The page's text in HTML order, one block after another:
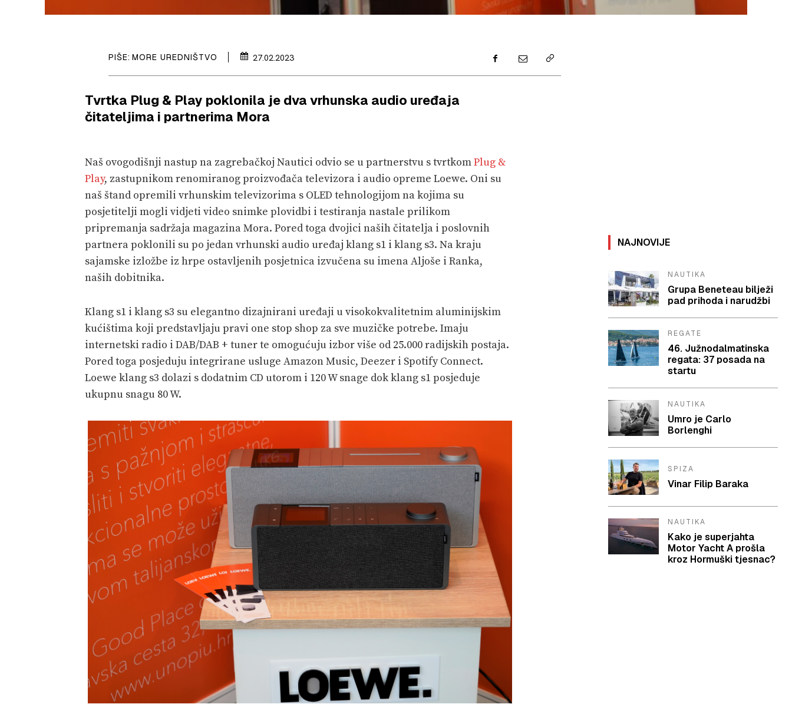
PIŠE: MORE UREDNIŠTVO 27.02.2023
Tvrtka Plug & Play poklonila je dva vrhunska audio uređaja
čitateljima i partnerima Mora
Naš ovogodišnji nastup na zagrebačkoj Nautici odvio se u partnerstvu s tvrtkomPlug &
Play, zastupnikom renomiranog proizvođača televizora i audio opreme Loewe. Oni su
naš štand opremili vrhunskim televizorima s OLED tehnologijom na kojima su
posjetitelji mogli vidjeti video snimke plovidbi i testiranja nastale prilikom
pripremanja sadržaja magazina Mora. Pored toga dvojici naših čitatelja i poslovnih
partnera poklonili su po jedan vrhunski audio uređaj klang s1 i klang s3. Na kraju
sajamske izložbe iz hrpe ostavljenih posjetnica izvučena su imena Aljoše i Ranka,
naših dobitnika.
Klang s1 i klang s3 su elegantno dizajnirani uređaji u visokokvalitetnim aluminijskim
kućištima koji predstavljaju pravi one stop shop za sve muzičke potrebe. Imaju
internetski radio i DAB/DAB + tuner te omogućuju izbor više od 25.000 radijskih postaja.
Pored toga posjeduju integrirane usluge Amazon Music, Deezer i Spotify Connect.
Loewe klang s3 dolazi s dodatnim CD utorom i 120 W snage dok klang s1 posjeduje
ukupnu snagu 80 W.
NAJNOVIJE
NAUTIKA
Grupa Beneteau bilježi
pad prihoda i narudžbi
REGATE
46. Južnodalmatinska
regata: 37 posada na
startu
NAUTIKA
Umro je Carlo
Borlenghi
SPIZA
Vinar Filip Baraka
NAUTIKA
Kako je superjahta
Motor Yacht A prošla
kroz Hormuški tjesnac?